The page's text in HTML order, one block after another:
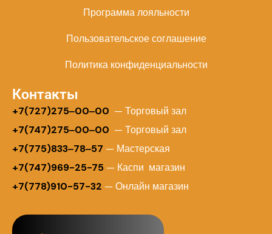
Программа лояльности
Пользовательское соглашение
Политика конфиденциальности
Контакты
+7(727)275‒00‒00 — Торговый зал
+7(747)275‒00‒00 — Торговый зал
+7(775)833‒78‒57 — Мастерская
+7(747)969-25-75 — Каспи магазин
+7(778)910-57-32 — Онлайн магазин